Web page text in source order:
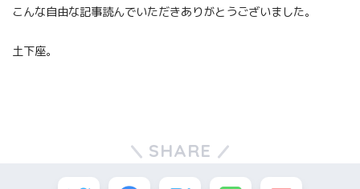
こんな自由な記事読んでいただきありがとうございました。
土下座。
SHARE